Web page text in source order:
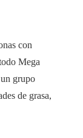
con
Mega
grupo
de grasa,